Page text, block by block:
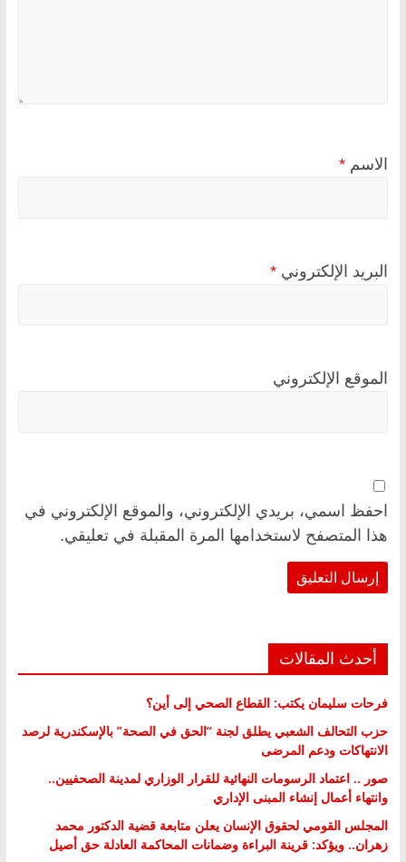
الاسم *
البريد الإلكتروني *
الموقع الإلكتروني
احفظ اسمي، بريدي الإلكتروني، والموقع الإلكتروني في
هذا المتصفح لاستخدامها المرة المقبلة في تعليقي.
أحدث المقالات
فرحات سليمان يكتب: القطاع الصحي إلى أين؟
حزب التحالف الشعبي يطلق لجنة “الحق في الصحة” بالإسكندرية لرصد
الانتهاكات ودعم المرضى
صور .. اعتماد الرسومات النهائية للقرار الوزاري لمدينة الصحفيين..
وانتهاء أعمال إنشاء المبنى الإداري
المجلس القومي لحقوق الإنسان يعلن متابعة قضية الدكتور محمد
زهران.. ويؤكد: قرينة البراءة وضمانات المحاكمة العادلة حق أصيل